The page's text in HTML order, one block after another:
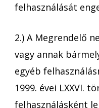
felhasználását
2.) A Megrendelő
vagy annak
egyéb
1999. évei LXXVI.
felhasználásként